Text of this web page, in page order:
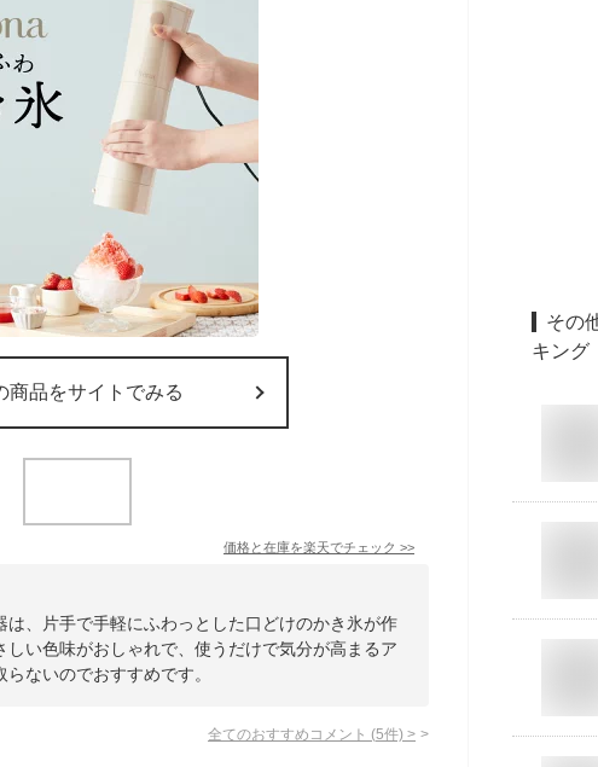
商品をサイトでみる
価格と在庫を楽天でチェック >>
、片手で手軽にふわっとした口どけのかき氷が作
い色味がおしゃれで、使うだけで気分が高まるア
ないのでおすすめです。
全てのおすすめコメント (5件) >
その
キング